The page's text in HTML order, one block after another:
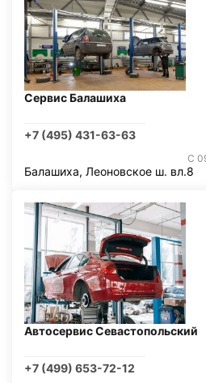
Сервис Балашиха
+7 (495) 431-63-63
С
Балашиха, Леоновское ш. вл.8
Автосервис Севастопольский
+7 (499) 653-72-12